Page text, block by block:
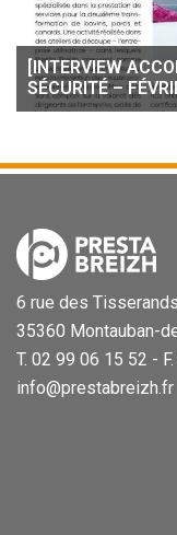
[INTERVIEW
SÉCURITÉ –
6 rue des
35360 Montauban-
T. 02 99 06 15 52 -
info@prestabreizh.fr